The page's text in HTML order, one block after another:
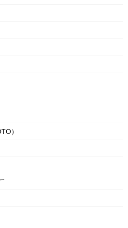
）